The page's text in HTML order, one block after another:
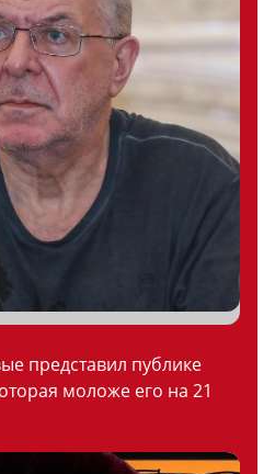
представил публике
моложе его на 21